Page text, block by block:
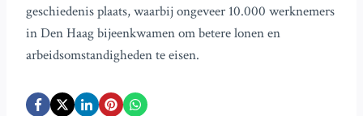
geschiedenis plaats, waarbij ongeveer 10.000 werknemers
in Den Haag bijeenkwamen om betere lonen en
arbeidsomstandigheden te eisen.